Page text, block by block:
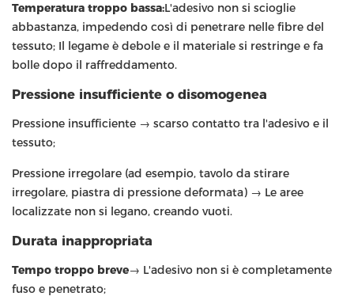
Temperatura troppo bassa:L'adesivo non si scioglie
abbastanza, impedendo così di penetrare nelle fibre del
tessuto; Il legame è debole e il materiale si restringe e fa
bolle dopo il raffreddamento.
Pressione insufficiente o disomogenea
Pressione insufficiente → scarso contatto tra l'adesivo e il
tessuto;
Pressione irregolare (ad esempio, tavolo da stirare
irregolare, piastra di pressione deformata) → Le aree
localizzate non si legano, creando vuoti.
Durata inappropriata
Tempo troppo breve→ L'adesivo non si è completamente
fuso e penetrato;